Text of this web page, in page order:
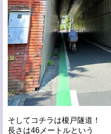
そしてコチラは榎戸隧道！
長さは46メートルという